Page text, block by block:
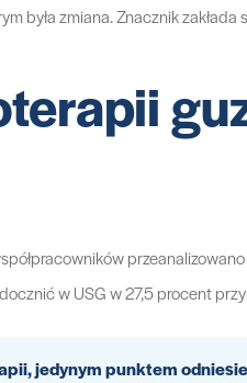
była zmiana. Znacznik
w USG w 27,5 procent
jedynym punktem